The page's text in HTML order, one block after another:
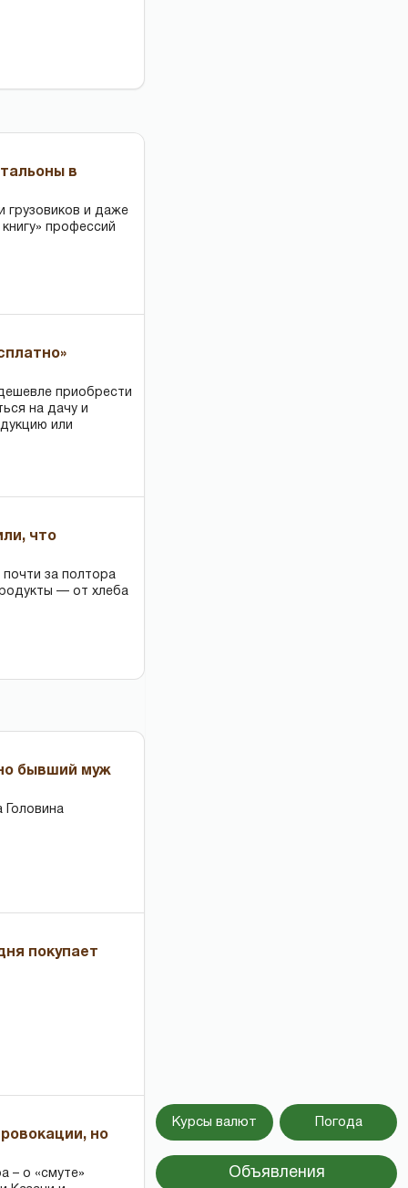
в
грузовиков и даже
профессий
приобрести
на дачу и
или
что
почти за полтора
— от хлеба
бывший муж
покупает
но
– о «смуте»
Курсы валют Погода
Объявления